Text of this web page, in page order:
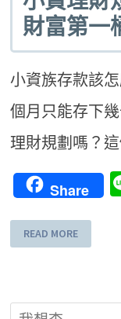
財富第一
小資族存款該
個月只能存下
理財規劃嗎？
Share
READ MORE